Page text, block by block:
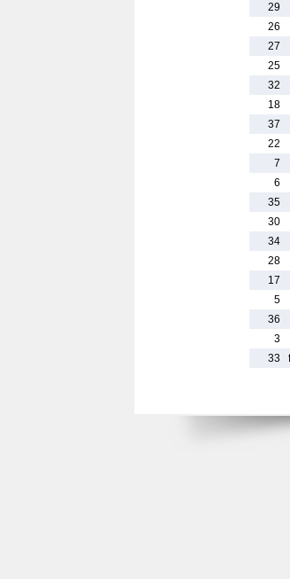
29
26
27
25
32
18
37
22
7
6
35
30
34
28
17
5
36
3
33
f